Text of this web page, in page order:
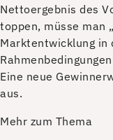
Nettoergebnis des
toppen, müsse man
Marktentwicklung in
Eine neue
aus.
Mehr zum Thema